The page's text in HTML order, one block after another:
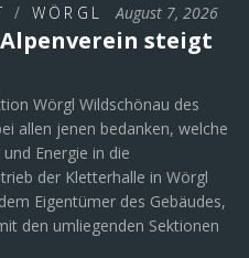
/ WÖRGL August 7, 2026
steigt
Wörgl Wildschönau des
allen jenen bedanken, welche
Energie in die
der Kletterhalle in Wörgl
Eigentümer des Gebäudes,
den umliegenden Sektionen